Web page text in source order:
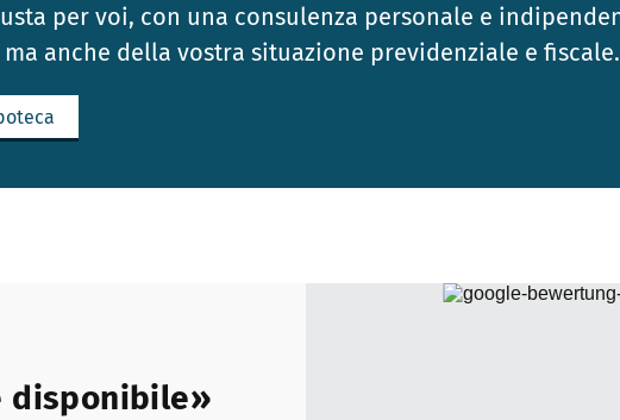
per voi, con una consulenza personale e
anche della vostra situazione previdenziale e fiscale.
disponibile»